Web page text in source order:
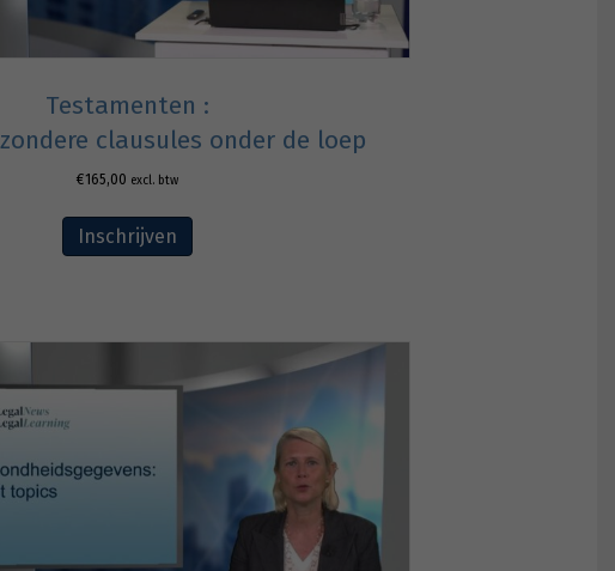
Testamenten :
clausules onder de loep
€165,00 excl. btw
Inschrijven